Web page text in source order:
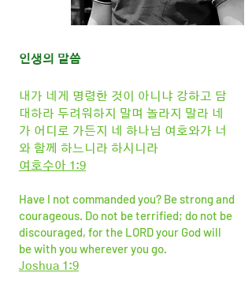
인생의 말씀
내가 네게 명령한 것이 아니냐 강하고 담
대하라 두려워하지 말며 놀라지 말라 네
가 어디로 가든지 네 하나님 여호와가 너
와 함께 하느니라 하시니라
여호수아 1:9
Have I not commanded you? Be strong and
courageous. Do not be terrified; do not be
discouraged, for the LORD your God will
be with you wherever you go.
Joshua 1:9